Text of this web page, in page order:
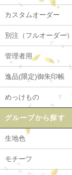
カスタムオーダー
別注（フルオーダー）
管理者用
逸品(限定)御朱印帳
めっけもの
グループから探す
生地色
モチーフ